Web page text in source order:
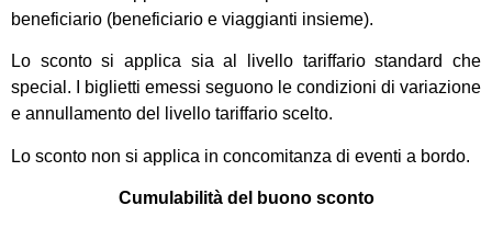
beneficiario (beneficiario e viaggianti insieme).
Lo sconto si applica sia al livello tariffario standard che
special. I biglietti emessi seguono le condizioni di variazione
e annullamento del livello tariffario scelto.
Lo sconto non si applica in concomitanza di eventi a bordo.
Cumulabilità del buono sconto